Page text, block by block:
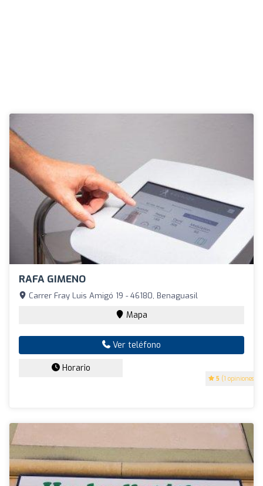
RAFA GIMENO
5 (1 opiniones)
Carrer Fray Luis Amigó 19 - 46180, Benaguasil
Mapa
Ver teléfono
Horario